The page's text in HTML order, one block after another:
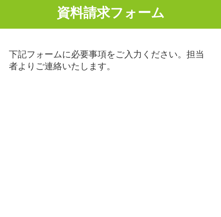
資料請求フォーム
下記フォームに必要事項をご入力ください。担当
者よりご連絡いたします。